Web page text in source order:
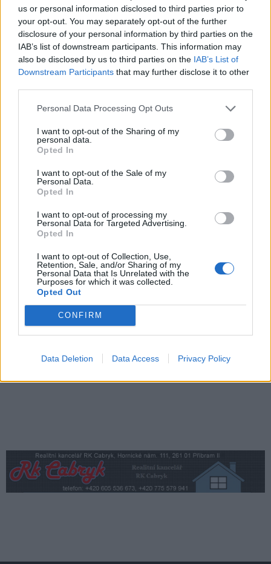
us or personal information disclosed to third parties prior to
your opt-out. You may separately opt-out of the further
disclosure of your personal information by third parties on the
IAB’s list of downstream participants. This information may
also be disclosed by us to third parties on the IAB’s List of
Downstream Participants that may further disclose it to other
Personal Data Processing Opt Outs
I want to opt-out of the Sharing of my
personal data.
Opted In
I want to opt-out of the Sale of my
Personal Data.
Opted In
I want to opt-out of processing my
Personal Data for Targeted Advertising.
Opted In
I want to opt-out of Collection, Use,
Retention, Sale, and/or Sharing of my
Personal Data that Is Unrelated with the
Purposes for which it was collected.
Opted Out
CONFIRM
Data Deletion Data Access Privacy Policy
Předchozí článek
V úterý se bude přednášet
o kůrovci, jehož útok se očekává
Následující článek
V Příbrami můžete navštívit
LEGO výstavu
SOUVISEJÍCÍ ČLÁNKY
Zpravodajství
Většina koupališť na Příbramsku nabízí
Živohošti
Zpravodajství
Příbram modernizuje parkovací automaty.
Přibudou i tři nové poblíž Svaté Hory
Středočeský kraj upravil pravidla soutěže.
Obce nově získají body i za předcházení
vzniku odpadu